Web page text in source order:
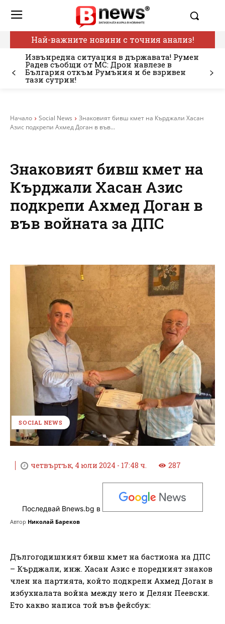
Най-важните новини с точния анализ!
Извънредна ситуация в държавата! Румен
Радев съобщи от МС: Дрон навлезе в
България откъм Румъния и бе взривен
тази сутрин!
Начало Social News
Знаковият бивш кмет на Кърджали Хасан
Азис подкрепи Ахмед Доган в във...
Знаковият бивш кмет на
Кърджали Хасан Азис
подкрепи Ахмед Доган в
във войната за ДПС
SOCIAL NEWS
четвъртък, 4 юли 2024 - 17:48 ч. 287
Последвай Bnews.bg в
Автор Николай Бареков
Дългогодишният бивш кмет на бастиона на ДПС
– Кърджали, инж. Хасан Азис е поредният знаков
член на партията, който подкрепи Ахмед Доган в
избухналата война между него и Делян Пеевски.
Ето какво написа той във фейсбук: